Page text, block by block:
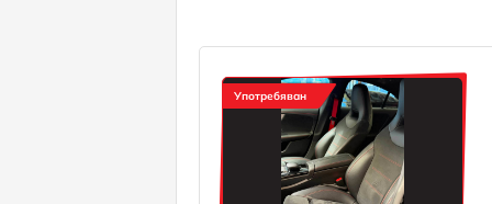
Употребяван